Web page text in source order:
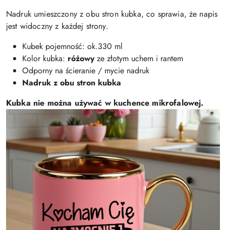
Nadruk umieszczony z obu stron kubka, co sprawia, że napis
jest widoczny z każdej strony.
Kubek pojemność: ok.330 ml
Kolor kubka: różowyze złotym uchem i rantem
Odporny na ścieranie / mycie nadruk
Nadruk z obu stron kubka
Kubka nie można używać w kuchence mikrofalowej.